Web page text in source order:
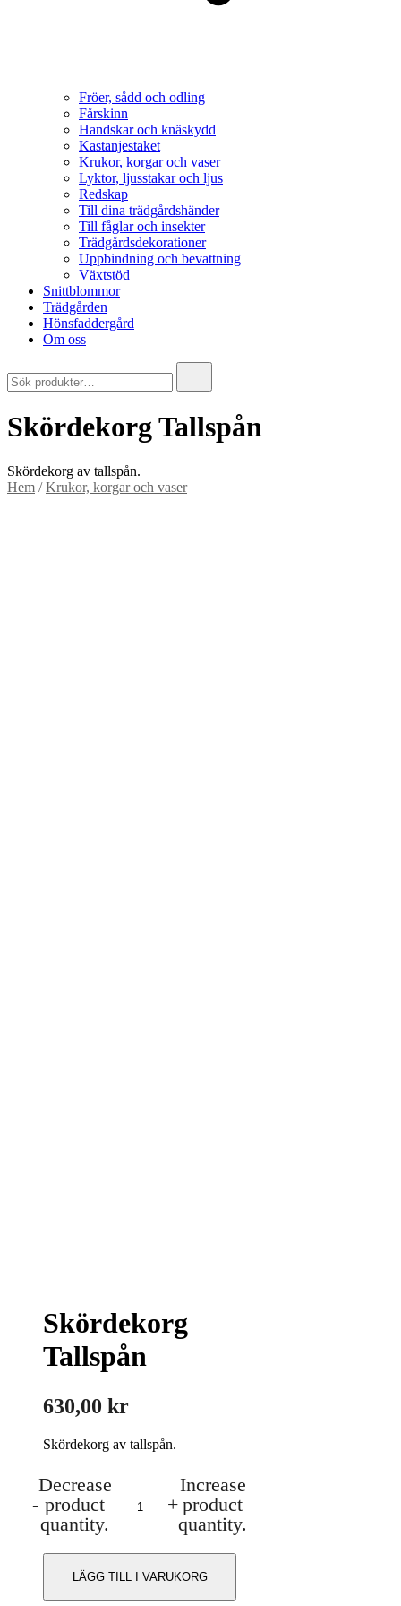
Fröer, sådd och odling
Fårskinn
Handskar och knäskydd
Kastanjestaket
Krukor, korgar och vaser
Lyktor, ljusstakar och ljus
Redskap
Till dina trädgårdshänder
Till fåglar och insekter
Trädgårdsdekorationer
Uppbindning och bevattning
Växtstöd
Snittblommor
Trädgården
Hönsfaddergård
Om oss
for:
Skördekorg Tallspån
Skördekorg av tallspån.
Hem /Krukor, korgar och vaser
Skördekorg
Tallspån
630,00 kr
Skördekorg av tallspån.
-
Decrease
product
quantity.
Skördekorg
Tallspån
+
Increase
product
quantity.
LÄGG TILL I VARUKORG